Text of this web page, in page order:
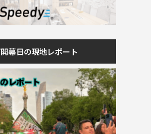
幕日の現地レポート